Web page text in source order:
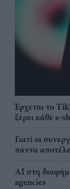
Έρχεται το
ξέρει κάθε e-
Γιατί οι
πάντα
AI στη
agencies